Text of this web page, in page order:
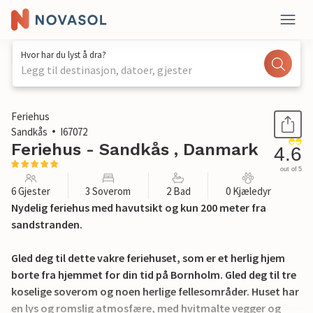
Hvor har du lyst å dra?
Legg til destinasjon, datoer, gjester
1 / 40
Feriehus
Sandkås
I67072
Feriehus - Sandkås , Danmark 4.6
out of 5
6 Gjester 3 Soverom 2 Bad 0 Kjæledyr
Nydelig feriehus med havutsikt og kun 200 meter fra
sandstranden.
Gled deg til dette vakre feriehuset, som er et herlig hjem
borte fra hjemmet for din tid på Bornholm. Gled deg til tre
koselige soverom og noen herlige fellesområder. Huset har
en lys og romslig atmosfære, med hvitmalte vegger og